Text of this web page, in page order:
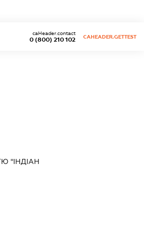
0 (800) 210 102
caHeader.contact
CAHEADER.GETTEST
"ІНДІАН